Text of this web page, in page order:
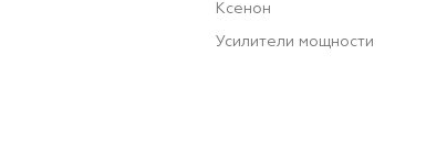
Ксенон
Усилители мощности